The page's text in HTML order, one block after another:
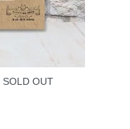
SOLD OUT